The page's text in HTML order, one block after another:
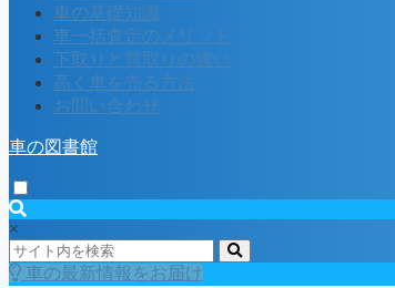
車の基礎知識
車一括査定のメリット
下取りと買取りの違い
高く車を売る方法
お問い合わせ
車の図書館
×
車の最新情報をお届け